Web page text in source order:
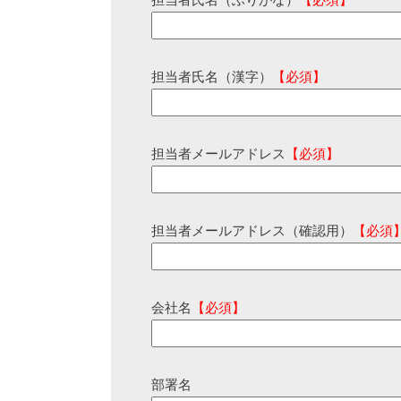
担当者氏名（漢字） 【必須】
担当者メールアドレス 【必須】
担当者メールアドレス（確認用） 【必須
会社名 【必須】
部署名